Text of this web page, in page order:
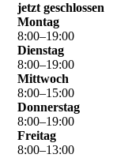
jetzt geschlossen
Montag
8:00–19:00
Dienstag
8:00–19:00
Mittwoch
8:00–15:00
Donnerstag
8:00–19:00
Freitag
8:00–13:00